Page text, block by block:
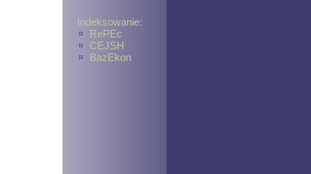
Indeksowanie:
RePEc
CEJSH
BazEkon